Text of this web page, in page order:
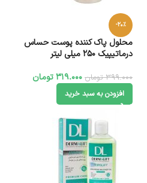
-20%
محلول پاک کننده پوست حساس
درماتیپیک 250 میلی لیتر
399.000 تومان 319.000تومان
افزودن به سبد خرید